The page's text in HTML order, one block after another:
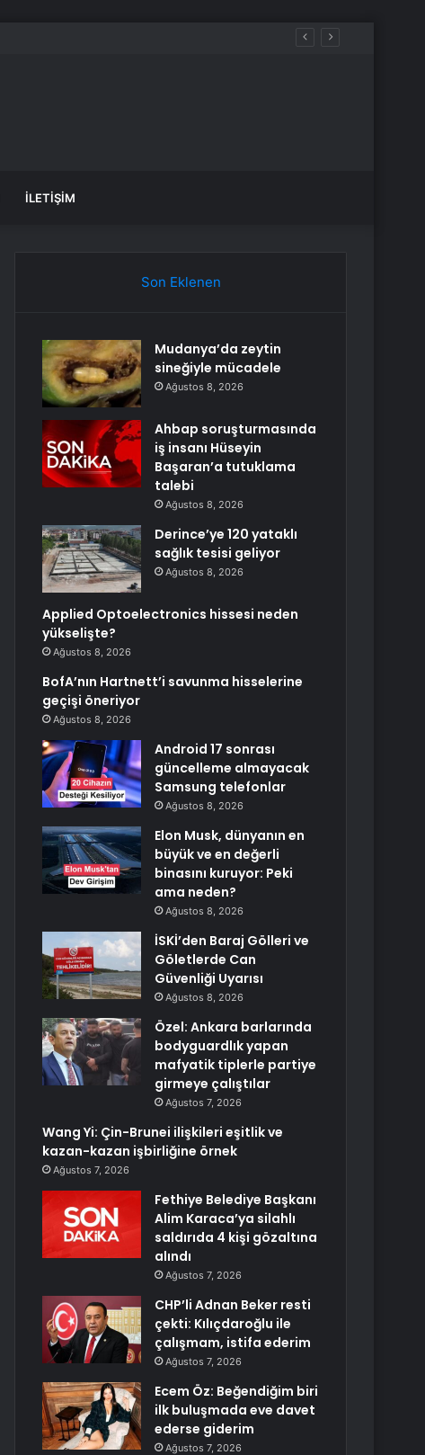
İLETIŞIM
Son Eklenen
Mudanya’da zeytin
sineğiyle mücadele
Ağustos 8, 2026
Ahbap soruşturmasında
iş insanı Hüseyin
Başaran’a tutuklama
talebi
Ağustos 8, 2026
Derince’ye 120 yataklı
sağlık tesisi geliyor
Ağustos 8, 2026
Applied Optoelectronics hissesi neden
yükselişte?
Ağustos 8, 2026
BofA’nın Hartnett’i savunma hisselerine
geçişi öneriyor
Ağustos 8, 2026
Android 17 sonrası
güncelleme almayacak
Samsung telefonlar
Ağustos 8, 2026
Elon Musk, dünyanın en
büyük ve en değerli
binasını kuruyor: Peki
ama neden?
Ağustos 8, 2026
İSKİ’den Baraj Gölleri ve
Göletlerde Can
Güvenliği Uyarısı
Ağustos 8, 2026
Özel: Ankara barlarında
bodyguardlık yapan
mafyatik tiplerle partiye
girmeye çalıştılar
Ağustos 7, 2026
Wang Yi: Çin-Brunei ilişkileri eşitlik ve
kazan-kazan işbirliğine örnek
Ağustos 7, 2026
Fethiye Belediye Başkanı
Alim Karaca’ya silahlı
saldırıda 4 kişi gözaltına
alındı
Ağustos 7, 2026
CHP’li Adnan Beker resti
çekti: Kılıçdaroğlu ile
çalışmam, istifa ederim
Ağustos 7, 2026
Ecem Öz: Beğendiğim biri
ilk buluşmada eve davet
ederse giderim
Ağustos 7, 2026